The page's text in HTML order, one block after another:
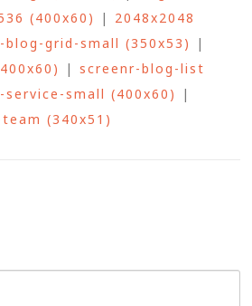
(400x60) | 2048x2048
blog-grid-small (350x53)
|
|screenr-blog-list
service-small (400x60)
|
(340x51)